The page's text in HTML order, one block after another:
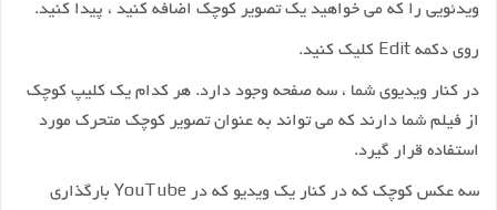
ویدئویی را که می خواهید یک تصویر کوچک اضافه کنید ، پیدا کنید.
روی دکمه Edit کلیک کنید.
در کنار ویدیوی شما ، سه صفحه وجود دارد. هر کدام یک کلیپ کوچک
از فیلم شما دارند که می تواند به عنوان تصویر کوچک متحرک مورد
استفاده قرار گیرد.
سه عکس کوچک که در کنار یک ویدیو که در YouTube بارگذاری